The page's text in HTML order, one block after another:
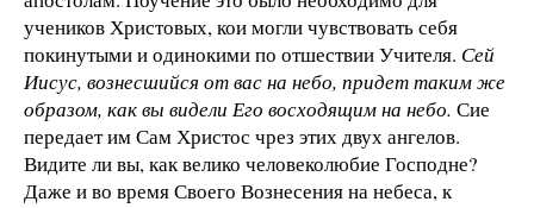
учеников Христовых, кои могли чувствовать себя
покинутыми и одинокими по отшествии Учителя. Сей
Иисус, вознесшийся от вас на небо, придет таким же
образом, как вы видели Его восходящим на небо. Сие
передает им Сам Христос чрез этих двух ангелов.
Видите ли вы, как велико человеколюбие Господне?
Даже и во время Своего Вознесения на небеса, к